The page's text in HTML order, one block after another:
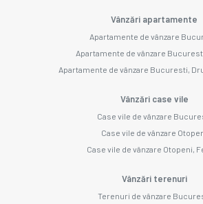
Vânzări apartamente
Apartamente de vânzare
Apartamente de vânzare
Apartamente de vânzare Bucuresti,
Vânzări case vile
Case vile de vânzare
Case vile de vânzare
Case vile de vânzare Otopeni,
Vânzări terenuri
Terenuri de vânzare